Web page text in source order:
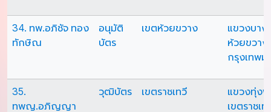
34. ทพ.อภิชัจ ทอง
ทักษิณ
อนุมัติ
บัตร
เขตห้วยขวาง
แขวงบาง
ห้วยขวาง
กรุงเทพม
35.
ทพญ.อภิญญา
วุฒิบัตร เขตราชเทวี
แขวงทุ่ง
เขตราชเท